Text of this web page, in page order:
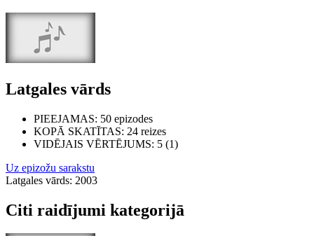
Latgales vārds
PIEEJAMAS: 50 epizodes
KOPĀ SKATĪTAS: 24 reizes
VIDĒJAIS VĒRTĒJUMS: 5 (1)
Uz epizožu sarakstu
Latgales vārds: 2003
Citi raidījumi kategorijā